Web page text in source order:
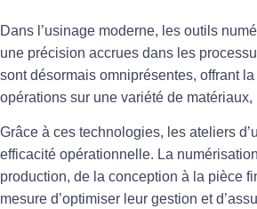
Dans l’usinage moderne, les outils
une précision accrues dans les
sont désormais omniprésentes, offrant
opérations sur une variété de matériaux,
Grâce à ces technologies, les ateliers
efficacité opérationnelle. La
production, de la conception à la pièce
mesure d’optimiser leur gestion et